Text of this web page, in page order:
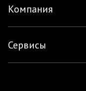
Компания
Сервисы